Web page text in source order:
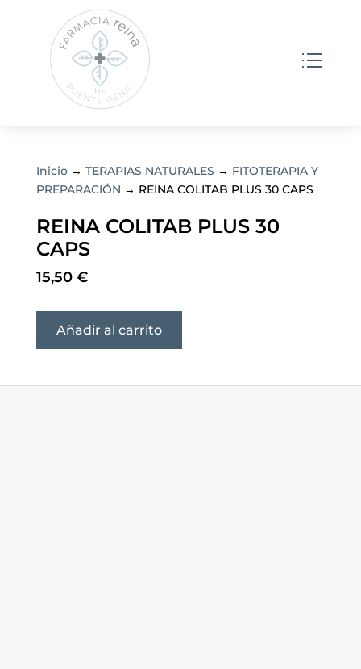
Inicio→ TERAPIAS NATURALES → FITOTERAPIA Y
PREPARACIÓN → REINA COLITAB PLUS 30 CAPS
REINA COLITAB PLUS 30
CAPS
15,50 €
Añadir al carrito